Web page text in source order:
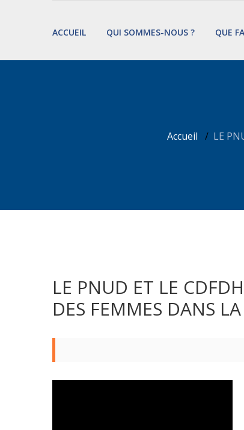
ACCUEIL QUI SOMMES-NOUS ? QUE
Accueil LE
LE PNUD ET LE
DES FEMMES DANS